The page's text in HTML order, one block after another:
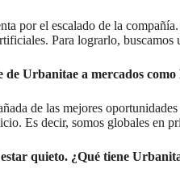
por el escalado de la
Para lograrlo,
Urbanitae a mercados
de las mejores
Es decir, somos globales en
quieto. ¿Qué tiene